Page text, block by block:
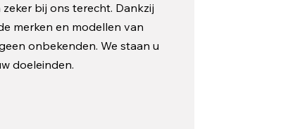
bij ons terecht. Dankzij
merken en modellen van
onbekenden. We staan u
doeleinden.